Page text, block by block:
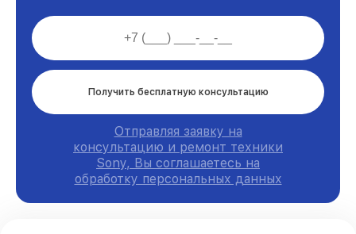
Получить бесплатную консультацию
Отправляя заявку на
консультацию и ремонт техники
Sony, Вы соглашаетесь на
обработку персональных данных